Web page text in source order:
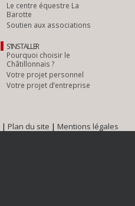
Le centre équestre La
Barotte
Soutien aux associations
S’INSTALLER
Pourquoi choisir le
Châtillonnais ?
Votre projet personnel
Votre projet d’entreprise
| Plan du site | Mentions légales